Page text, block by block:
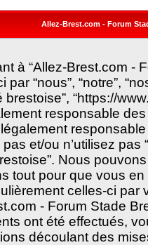
Allez-Brest.com - Forum
à “Allez-Brest.com -
par “nous”, “notre”,
brestoise”, “https://
responsable
légalement
pas et/ou n’utilisez
Nous
tout pour que vous
celles-ci par
- Forum Stade
ont été effectués,
découlant des